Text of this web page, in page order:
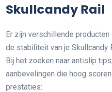
Skullcandy Rail
Er zijn verschillende
de stabiliteit van je Skullcandy
Bij het zoeken naar antislip
aanbevelingen die hoog
prestaties: